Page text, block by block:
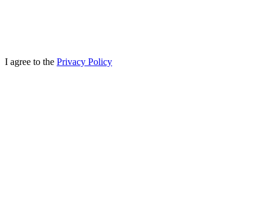
I agree to the Privacy Policy